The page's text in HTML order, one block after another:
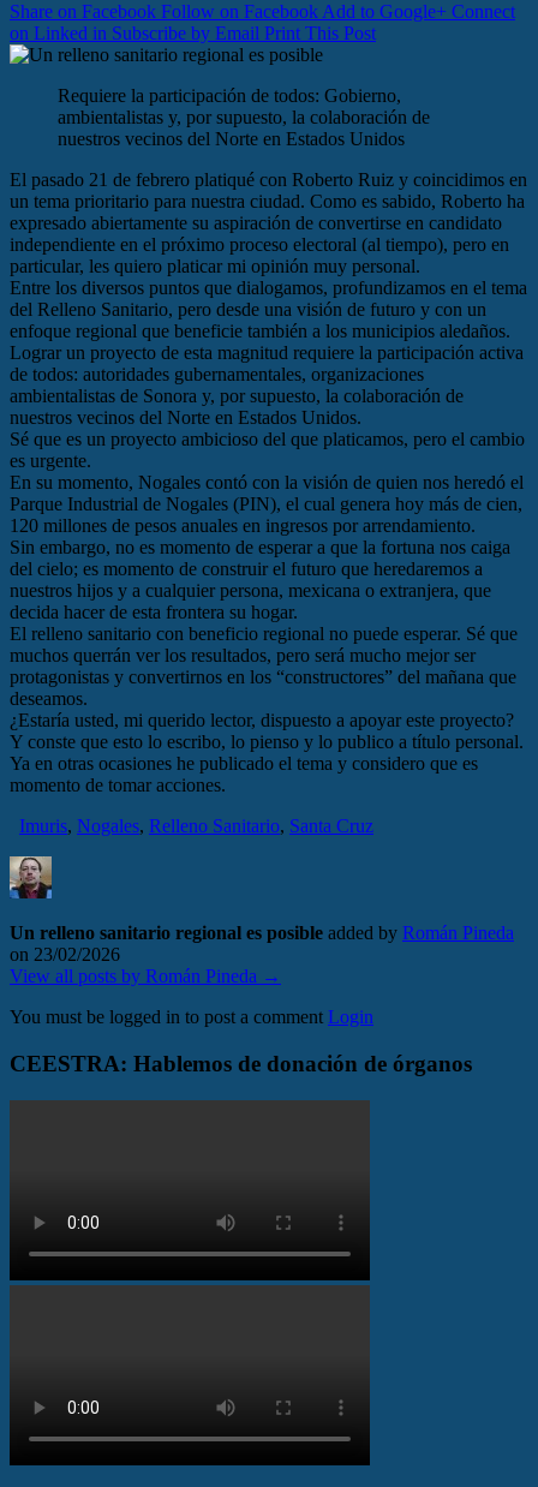
Share on Facebook Follow on Facebook Add to Google+ Connect
on Linked in Subscribe by Email Print This Post
Requiere la participación de todos: Gobierno,
ambientalistas y, por supuesto, la colaboración de
nuestros vecinos del Norte en Estados Unidos
El pasado 21 de febrero platiqué con Roberto Ruiz y coincidimos en
un tema prioritario para nuestra ciudad. Como es sabido, Roberto ha
expresado abiertamente su aspiración de convertirse en candidato
independiente en el próximo proceso electoral (al tiempo), pero en
particular, les quiero platicar mi opinión muy personal.
​Entre los diversos puntos que dialogamos, profundizamos en el tema
del Relleno Sanitario, pero desde una visión de futuro y con un
enfoque regional que beneficie también a los municipios aledaños.
Lograr un proyecto de esta magnitud requiere la participación activa
de todos: autoridades gubernamentales, organizaciones
ambientalistas de Sonora y, por supuesto, la colaboración de
nuestros vecinos del Norte en Estados Unidos.
​Sé que es un proyecto ambicioso del que platicamos, pero el cambio
es urgente.
En su momento, Nogales contó con la visión de quien nos heredó el
Parque Industrial de Nogales (PIN), el cual genera hoy más de cien,
120 millones de pesos anuales en ingresos por arrendamiento.
Sin embargo, no es momento de esperar a que la fortuna nos caiga
del cielo; es momento de construir el futuro que heredaremos a
nuestros hijos y a cualquier persona, mexicana o extranjera, que
decida hacer de esta frontera su hogar.
​El relleno sanitario con beneficio regional no puede esperar. Sé que
muchos querrán ver los resultados, pero será mucho mejor ser
protagonistas y convertirnos en los “constructores” del mañana que
deseamos.
​¿Estaría usted, mi querido lector, dispuesto a apoyar este proyecto?
Y conste que esto lo escribo, lo pienso y lo publico a título personal.
Ya en otras ocasiones he publicado el tema y considero que es
momento de tomar acciones.
Imuris, Nogales, Relleno Sanitario, Santa Cruz
Un relleno sanitario regional es posible added by Román Pineda
on 23/02/2026
View all posts by Román Pineda →
You must be logged in to post a comment Login
CEESTRA: Hablemos de donación de órganos